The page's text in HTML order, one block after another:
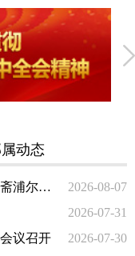
动态
2026-08-07
第十届金砖国家工业部长会议在印度斋浦尔召开
2026-07-31
2026-07-30
议召开